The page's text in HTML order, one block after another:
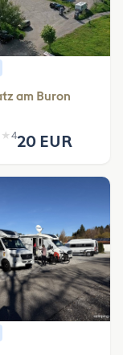
am Buron
★ 420 EUR